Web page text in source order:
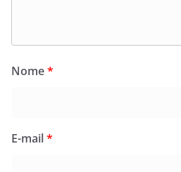
Nome*
E-mail*